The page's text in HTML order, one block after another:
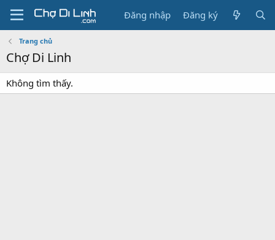
Đăng nhập Đăng ký
Trang chủ
Chợ Di Linh
Không tìm thấy.